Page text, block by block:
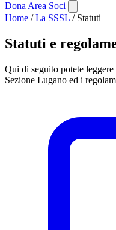
Dona Area Soci
Home /La SSSL / Statuti
Statuti e
Qui di seguito potete
Sezione Lugano ed i